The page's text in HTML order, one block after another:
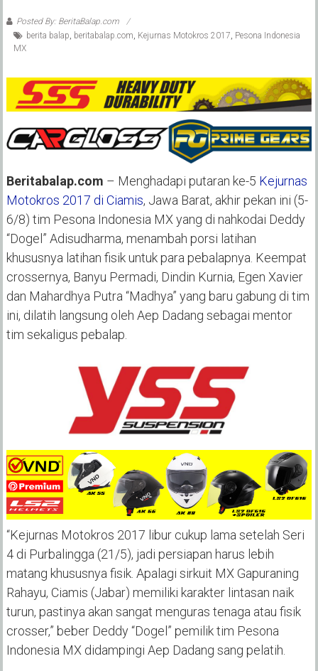
Posted By: BeritaBalap.com
berita balap, beritabalap.com, Kejurnas Motokros 2017, Pesona Indonesia
MX
Beritabalap.com – Menghadapi putaran ke-5 Kejurnas
Motokros 2017 di Ciamis, Jawa Barat, akhir pekan ini (5-
6/8) tim Pesona Indonesia MX yang di nahkodai Deddy
“Dogel” Adisudharma, menambah porsi latihan
khususnya latihan fisik untuk para pebalapnya. Keempat
crossernya, Banyu Permadi, Dindin Kurnia, Egen Xavier
dan Mahardhya Putra “Madhya” yang baru gabung di tim
ini, dilatih langsung oleh Aep Dadang sebagai mentor
tim sekaligus pebalap.
“Kejurnas Motokros 2017 libur cukup lama setelah Seri
4 di Purbalingga (21/5), jadi persiapan harus lebih
matang khususnya fisik. Apalagi sirkuit MX Gapuraning
Rahayu, Ciamis (Jabar) memiliki karakter lintasan naik
turun, pastinya akan sangat menguras tenaga atau fisik
crosser,” beber Deddy “Dogel” pemilik tim Pesona
Indonesia MX didampingi Aep Dadang sang pelatih.